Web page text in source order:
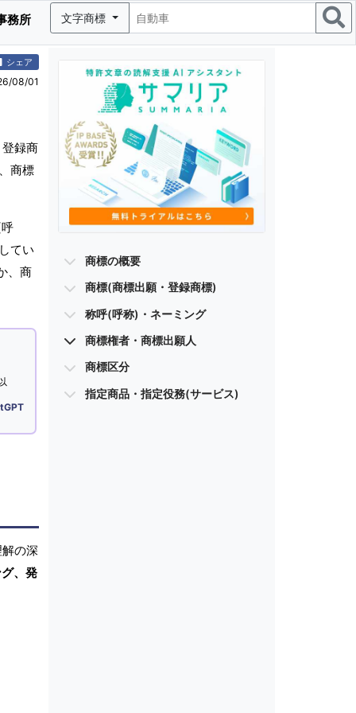
務所 文字商標
シェア
08/01
録商
商標
てい
、商
の深
、発
商標の概要
商標(商標出願・登録商標)
称呼(呼称)・ネーミング
商標権者・商標出願人
商標区分
指定商品・指定役務(サービス)